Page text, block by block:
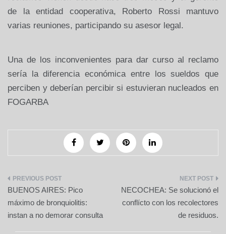
de la entidad cooperativa, Roberto Rossi mantuvo
varias reuniones, participando su asesor legal.
Una de los inconvenientes para dar curso al reclamo
sería la diferencia económica entre los sueldos que
perciben y deberían percibir si estuvieran nucleados en
FOGARBA
Navegación
de
entradas
BUENOS AIRES: Pico
máximo de bronquiolitis:
instan a no demorar consulta
NECOCHEA: Se solucionó el
conflícto con los recolectores
de residuos.